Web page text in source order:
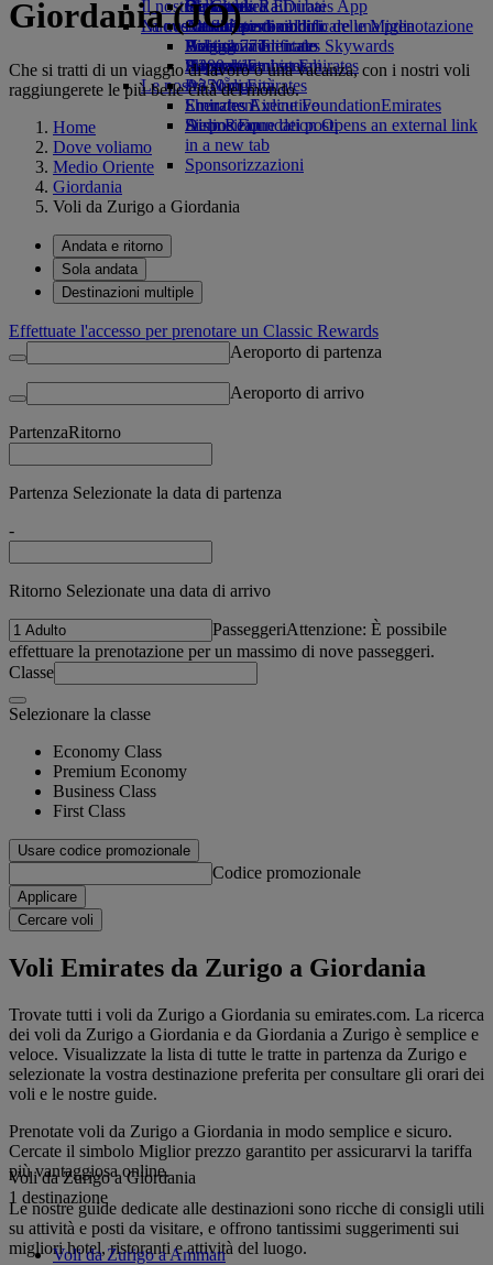
tab
Bevande
La nostra flotta
Boeing 777
A380 di Emirates
A350 di Emirates
Emirates Executive
Disposizione dei posti
Giocattoli
Attività per bambini
Il nostro pianeta
Attività sostenibili
Politica ambientale
Rapporti ambientali
Le nostre comunità
Emirates Airline FoundationEmirates
Airline Foundation Opens an external link
in a new tab
Sponsorizzazioni
Da Ginevra a Dubai
Nuove destinazioni
Helsinki
Hangzhou
Đà Nẵng
Shenzhen
Siem Reap
Skywards Rail
Strumento di calcolo delle Miglia
Accesso a Emirates Skywards
Skywards+
Cellulare ed Emirates App
Cancellare o modificare una prenotazione
Viaggio modificato
Informazioni su Emirates
Giordania (JO)
Che si tratti di un viaggio di lavoro o una vacanza, con i nostri voli
raggiungerete le più belle città del mondo.
Home
Dove voliamo
Medio Oriente
Giordania
Voli da Zurigo a Giordania
Andata e ritorno
Sola andata
Destinazioni multiple
Effettuate l'accesso per prenotare un Classic Rewards
Aeroporto di partenza
Aeroporto di arrivo
PartenzaRitorno
Partenza Selezionate la data di partenza
-
Ritorno Selezionate una data di arrivo
PasseggeriAttenzione: È possibile
effettuare la prenotazione per un massimo di nove passeggeri.
Classe
Selezionare la classe
Economy Class
Premium Economy
Business Class
First Class
Usare codice promozionale
Codice promozionale
Applicare
Cercare voli
Voli Emirates da Zurigo a Giordania
Trovate tutti i voli da Zurigo a Giordania su emirates.com. La ricerca
dei voli da Zurigo a Giordania e da Giordania a Zurigo è semplice e
veloce. Visualizzate la lista di tutte le tratte in partenza da Zurigo e
selezionate la vostra destinazione preferita per consultare gli orari dei
voli e le nostre guide.
Prenotate voli da Zurigo a Giordania in modo semplice e sicuro.
Cercate il simbolo Miglior prezzo garantito per assicurarvi la tariffa
più vantaggiosa online.
Le nostre guide dedicate alle destinazioni sono ricche di consigli utili
su attività e posti da visitare, e offrono tantissimi suggerimenti sui
migliori hotel, ristoranti e attività del luogo.
Voli da Zurigo a Giordania
1 destinazione
Voli da Zurigo a Amman